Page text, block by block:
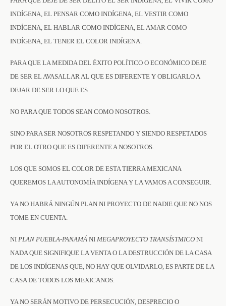
INDÍGENA, EL PENSAR COMO INDÍGENA, EL VESTIR COMO
INDÍGENA, EL HABLAR COMO INDÍGENA, EL AMAR COMO
INDÍGENA, EL TENER EL COLOR INDÍGENA.
PARA QUE LA MEDIDA DEL ÉXITO POLÍTICO O ECONÓMICO DEJE
DE SER EL AVASALLAR AL QUE ES DIFERENTE Y OBLIGARLO A
DEJAR DE SER LO QUE ES.
NO PARA QUE TODOS SEAN COMO NOSOTROS.
SINO PARA SER NOSOTROS RESPETANDO Y SIENDO RESPETADOS
POR EL OTRO QUE ES DIFERENTE A NOSOTROS.
LOS QUE SOMOS EL COLOR DE ESTA TIERRA MEXICANA
QUEREMOS LA AUTONOMÍA INDÍGENA Y LA VAMOS A CONSEGUIR.
YA NO HABRÁ NINGÚN PLAN NI PROYECTO DE NADIE QUE NO NOS
TOME EN CUENTA.
NI PLAN PUEBLA-PANAMÁ NI MEGAPROYECTO TRANSÍSTMICO NI
NADA QUE SIGNIFIQUE LA VENTA O LA DESTRUCCIÓN DE LA CASA
DE LOS INDÍGENAS QUE, NO HAY QUE OLVIDARLO, ES PARTE DE LA
CASA DE TODOS LOS MEXICANOS.
YA NO SERÁN MOTIVO DE PERSECUCIÓN, DESPRECIO O